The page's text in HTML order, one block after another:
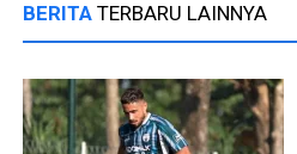
BERITA TERBARU LAINNYA